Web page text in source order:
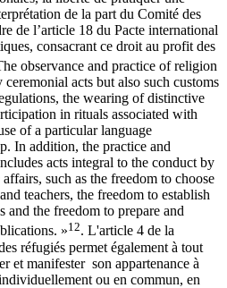
de la part du Comité des
de l’article 18 du Pacte international
consacrant ce droit au profit des
observance and practice of religion
acts but also such customs
the wearing of distinctive
in rituals associated with
of a particular language
In addition, the practice and
acts integral to the conduct by
such as the freedom to choose
teachers, the freedom to establish
and the freedom to prepare and
»12. L'article 4 de la
réfugiés permet également à tout
et manifester son appartenance à
ou en commun, en